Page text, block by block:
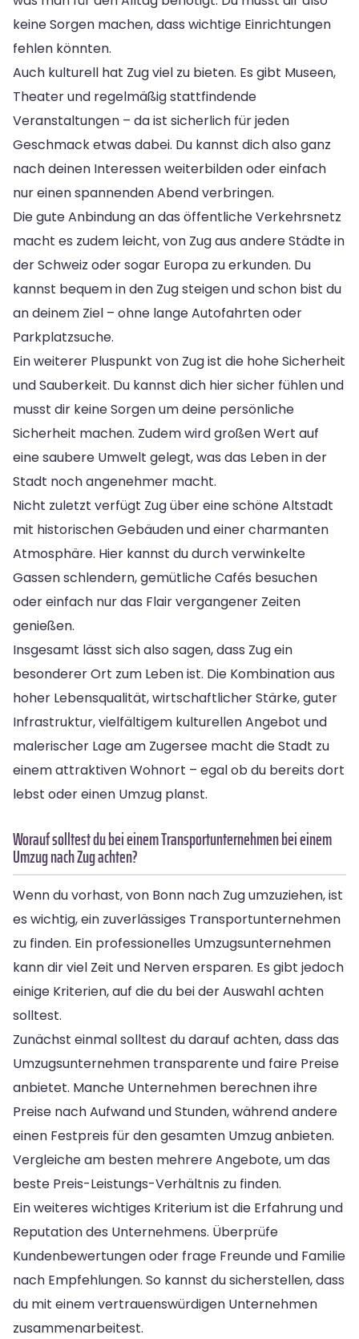
keine Sorgen machen, dass wichtige Einrichtungen
fehlen könnten.
Auch kulturell hat Zug viel zu bieten. Es gibt Museen,
Theater und regelmäßig stattfindende
Veranstaltungen – da ist sicherlich für jeden
Geschmack etwas dabei. Du kannst dich also ganz
nach deinen Interessen weiterbilden oder einfach
nur einen spannenden Abend verbringen.
Die gute Anbindung an das öffentliche Verkehrsnetz
macht es zudem leicht, von Zug aus andere Städte in
der Schweiz oder sogar Europa zu erkunden. Du
kannst bequem in den Zug steigen und schon bist du
an deinem Ziel – ohne lange Autofahrten oder
Parkplatzsuche.
Ein weiterer Pluspunkt von Zug ist die hohe Sicherheit
und Sauberkeit. Du kannst dich hier sicher fühlen und
musst dir keine Sorgen um deine persönliche
Sicherheit machen. Zudem wird großen Wert auf
eine saubere Umwelt gelegt, was das Leben in der
Stadt noch angenehmer macht.
Nicht zuletzt verfügt Zug über eine schöne Altstadt
mit historischen Gebäuden und einer charmanten
Atmosphäre. Hier kannst du durch verwinkelte
Gassen schlendern, gemütliche Cafés besuchen
oder einfach nur das Flair vergangener Zeiten
genießen.
Insgesamt lässt sich also sagen, dass Zug ein
besonderer Ort zum Leben ist. Die Kombination aus
hoher Lebensqualität, wirtschaftlicher Stärke, guter
Infrastruktur, vielfältigem kulturellen Angebot und
malerischer Lage am Zugersee macht die Stadt zu
einem attraktiven Wohnort – egal ob du bereits dort
lebst oder einen Umzug planst.
Worauf solltest du bei einem Transportunternehmen bei einem
Umzug nach Zug achten?
Wenn du vorhast, von Bonn nach Zug umzuziehen, ist
es wichtig, ein zuverlässiges Transportunternehmen
zu finden. Ein professionelles Umzugsunternehmen
kann dir viel Zeit und Nerven ersparen. Es gibt jedoch
einige Kriterien, auf die du bei der Auswahl achten
solltest.
Zunächst einmal solltest du darauf achten, dass das
Umzugsunternehmen transparente und faire Preise
anbietet. Manche Unternehmen berechnen ihre
Preise nach Aufwand und Stunden, während andere
einen Festpreis für den gesamten Umzug anbieten.
Vergleiche am besten mehrere Angebote, um das
beste Preis-Leistungs-Verhältnis zu finden.
Ein weiteres wichtiges Kriterium ist die Erfahrung und
Reputation des Unternehmens. Überprüfe
Kundenbewertungen oder frage Freunde und Familie
nach Empfehlungen. So kannst du sicherstellen, dass
du mit einem vertrauenswürdigen Unternehmen
zusammenarbeitest.